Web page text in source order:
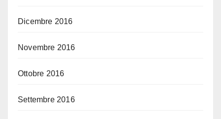
Dicembre 2016
Novembre 2016
Ottobre 2016
Settembre 2016